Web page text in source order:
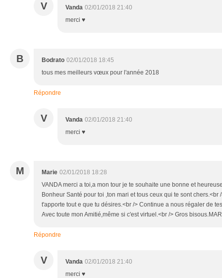
V Vanda 02/01/2018 21:40
merci ♥
B Bodrato 02/01/2018 18:45
tous mes meilleurs vœux pour l'année 2018
Répondre
V Vanda 02/01/2018 21:40
merci ♥
M Marie 02/01/2018 18:28
VANDA merci a toi,a mon tour je te souhaite une bonne et
Bonheur Santé pour toi ,ton mari et tous ceux qui te sont chers.<br
t'apporte tout e que tu désires.<br /> Continue a nous régaler de
Avec toute mon Amitié,même si c'est virtuel.<br /> Gros
Répondre
V Vanda 02/01/2018 21:40
merci ♥